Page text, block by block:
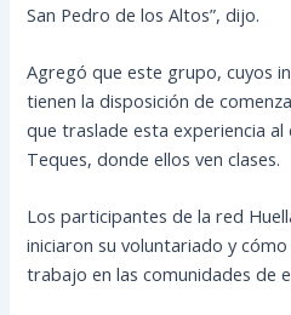
San Pedro de los Altos”, dijo.
Agregó que este grupo, cuyos
tienen la disposición de
que traslade esta experiencia al
Teques, donde ellos ven clases.
Los participantes de la red
iniciaron su voluntariado y
trabajo en las comunidades de